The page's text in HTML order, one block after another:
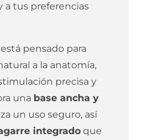
a tus preferencias
está pensado para
a la anatomía,
precisa y
una base ancha y
un uso seguro, así
integrado que